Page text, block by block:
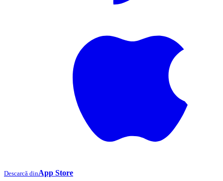
Descarcă dinApp Store